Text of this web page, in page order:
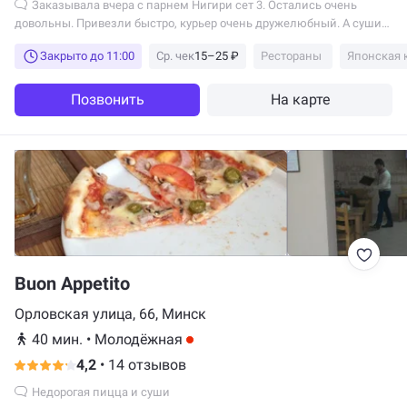
довольны. Привезли быстро, курьер очень дружелюбный. А суши
Закрыто до 11:00
Ср. чек15–25 ₽ Рестораны Японская
Позвонить На карте
Buon Appetito
Орловская улица, 66, Минск
40 мин. • Молодёжная
4,2 • 14 отзывов
Недорогая пицца и суши